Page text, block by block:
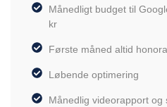
Månedligt budget til
kr
Første måned altid
Løbende optimering
Månedlig videorapport og